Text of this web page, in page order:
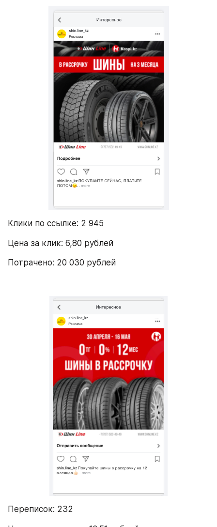
Клики по ссылке: 2 945
Цена за клик: 6,80 рублей
Потрачено: 20 030 рублей
Переписок: 232